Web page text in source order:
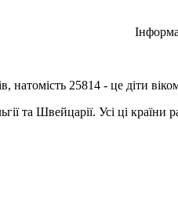
25814 - це діти
та Швейцарії. Усі ці країни